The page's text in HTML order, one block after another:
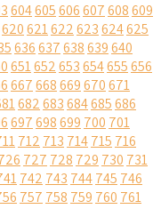
604605606607608609
620621622623624625
636637638639640
651652653654655656
667668669670671
682683684685686
697698699 700 701
712 713 714715 716
727 728 729 730 731
742 743 744745 746
757 758 759 760 761